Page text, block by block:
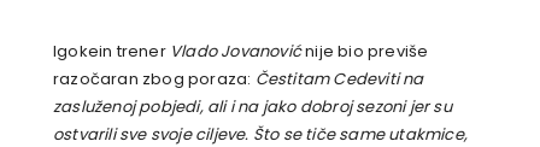
Igokein trener Vlado Jovanovićnije bio previše
razočaran zbog poraza: Čestitam Cedeviti na
zasluženoj pobjedi, ali i na jako dobroj sezoni jer su
ostvarili sve svoje ciljeve. Što se tiče same utakmice,